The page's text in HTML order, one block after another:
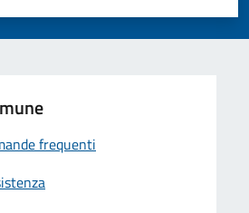
5 stelle su 5
su 5
su 5
frequenti